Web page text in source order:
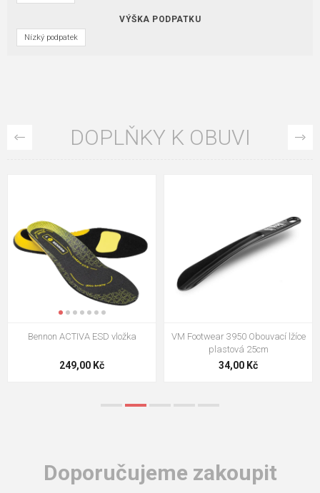
VÝŠKA PODPATKU
Nízký podpatek
DOPLŇKY K OBUVI
VM Footwear 3009 Vkládací stélka
124,00 Kč
VM Footwear 3102 Tkaničky
ploché
18,70 Kč
Doporučujeme zakoupit